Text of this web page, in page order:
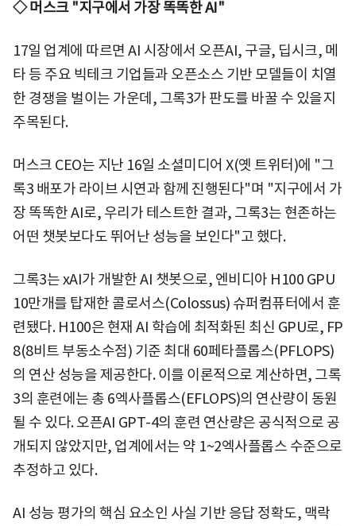
◇ 머스크 "지구에서 가장 똑똑한 AI"
17일 업계에 따르면 AI 시장에서 오픈AI, 구글, 딥시크, 메
타 등 주요 빅테크 기업들과 오픈소스 기반 모델들이 치열
한 경쟁을 벌이는 가운데, 그록3가 판도를 바꿀 수 있을지
주목된다.
머스크 CEO는 지난 16일 소셜미디어 X(옛 트위터)에 "그
록3 배포가 라이브 시연과 함께 진행된다"며 "지구에서 가
장 똑똑한 AI로, 우리가 테스트한 결과, 그록3는 현존하는
어떤 챗봇보다도 뛰어난 성능을 보인다"고 했다.
그록3는 xAI가 개발한 AI 챗봇으로, 엔비디아 H100 GPU
10만개를 탑재한 콜로서스(Colossus) 슈퍼컴퓨터에서 훈
련됐다. H100은 현재 AI 학습에 최적화된 최신 GPU로, FP
8(8비트 부동소수점) 기준 최대 60페타플롭스(PFLOPS)
의 연산 성능을 제공한다. 이를 이론적으로 계산하면, 그록
3의 훈련에는 총 6엑사플롭스(EFLOPS)의 연산량이 동원
될 수 있다. 오픈AI GPT-4의 훈련 연산량은 공식적으로 공
개되지 않았지만, 업계에서는 약 1~2엑사플롭스 수준으로
추정하고 있다.
AI 성능 평가의 핵심 요소인 사실 기반 응답 정확도, 맥락